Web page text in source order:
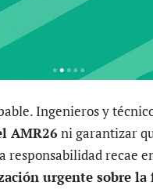
Ingenieros y
AMR26 ni garantizar
recae
urgente sobre